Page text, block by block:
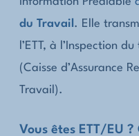
du Travail . Elle
l’ETT, à l’Inspection
(Caisse d’Assurance
Travail).
Vous êtes ETT/EU